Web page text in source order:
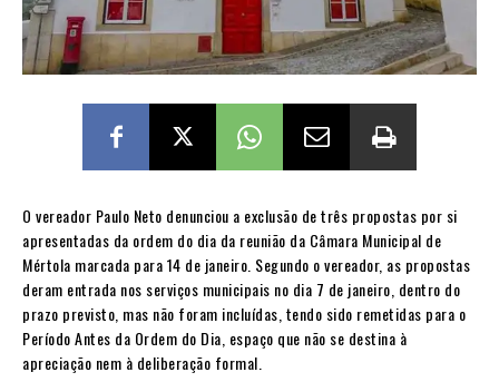
O vereador Paulo Neto denunciou a exclusão de três propostas por si
apresentadas da ordem do dia da reunião da Câmara Municipal de
Mértola marcada para 14 de janeiro. Segundo o vereador, as propostas
deram entrada nos serviços municipais no dia 7 de janeiro, dentro do
prazo previsto, mas não foram incluídas, tendo sido remetidas para o
Período Antes da Ordem do Dia, espaço que não se destina à
apreciação nem à deliberação formal.